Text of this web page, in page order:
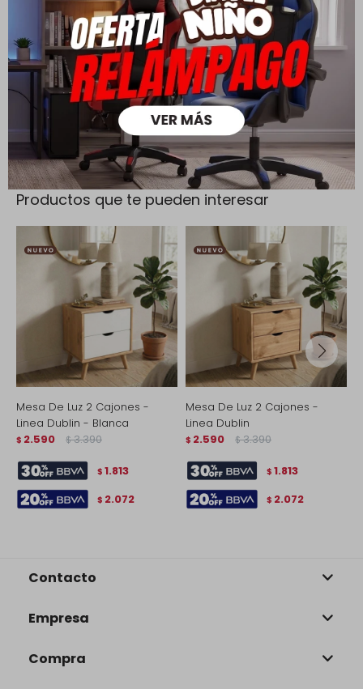
Ver mas
Medios de pago
Productos que te pueden interesar
Mesa De Luz 2 Cajones -
Linea Dublin - Blanca
$ 2.590 $ 3.390
$ 1.813
$ 2.072
Mesa De Luz 2 Cajones -
Linea Dublin
$ 2.590 $ 3.390
$ 1.813
$ 2.072
Contacto
Empresa
Compra